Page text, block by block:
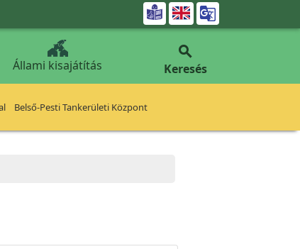

Állami kisajátítás

Keresés
Belső-Pesti Tankerületi Központ